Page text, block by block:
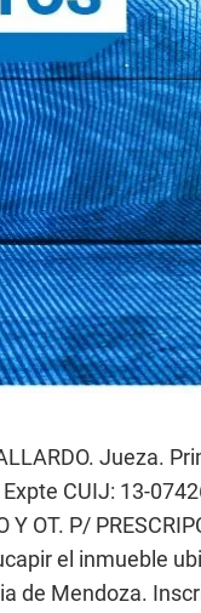
Jueza.
CUIJ: 13-
Y OT. P/
el inmueble
de Mendoza.